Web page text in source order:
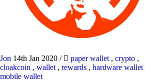
Jon 14th Jan 2020 / paper wallet , crypto ,
cloakcoin , wallet , rewards , hardware wallet
mobile wallet